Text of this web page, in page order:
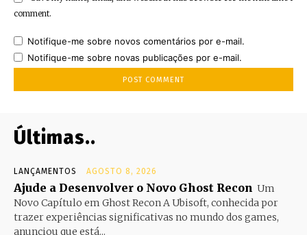
comment.
Notifique-me sobre novos comentários por e-mail.
Notifique-me sobre novas publicações por e-mail.
Últimas..
LANÇAMENTOS AGOSTO 8, 2026
Ajude a Desenvolver o Novo Ghost Recon Um
Novo Capítulo em Ghost Recon A Ubisoft, conhecida por
trazer experiências significativas no mundo dos games,
anunciou que está...